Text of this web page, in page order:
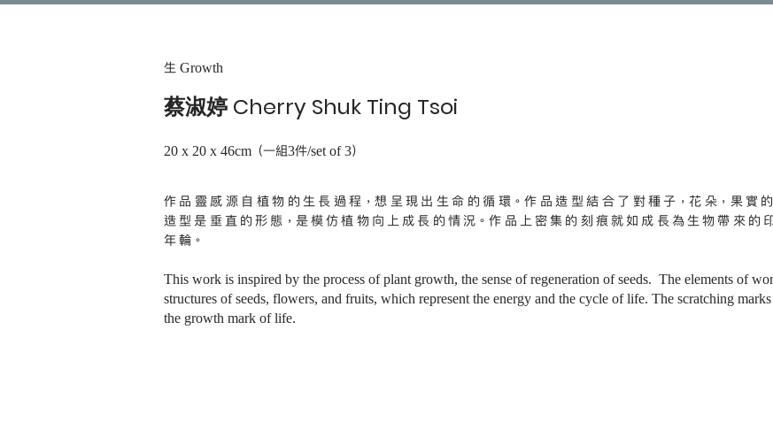
生 Growth
蔡淑婷 Cherry Shuk Ting Tsoi
20 x 20 x 46cm （一組3件/set of 3）
作品靈感源自植物的生長過程，想呈現出生命的循環。作品造型結合了對種子，花朵，果實
造型是垂直的形態，是模仿植物向上成長的情況。作品上密集的刻痕就如成長為生物帶來的
年輪。
This work is inspired by the process of plant growth, the sense of regeneration of seeds. The elements of
structures of seeds, flowers, and fruits, which represent the energy and the cycle of life. The scratching
the growth mark of life.